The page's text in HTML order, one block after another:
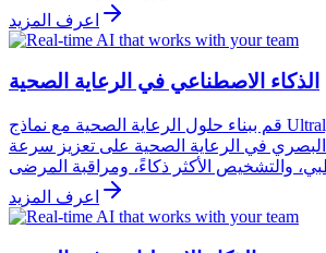
اعرف المزيد
الذكاء الاصطناعي في الرعاية الصحية
قم ببناء حلول الرعاية الصحية مع نماذج Ultralytics YOLO. يعمل
البصري في الرعاية الصحية على تعزيز سرعة
اعرف المزيد